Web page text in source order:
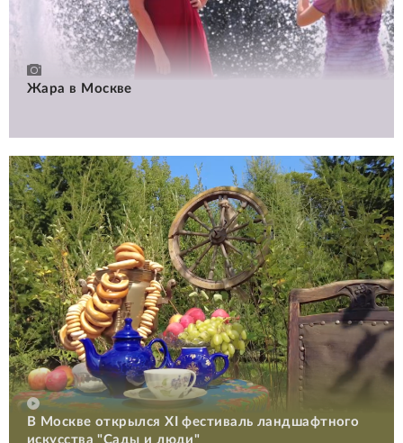
Жара в Москве
В Москве открылся XI фестиваль ландшафтного
искусства "Сады и люди"